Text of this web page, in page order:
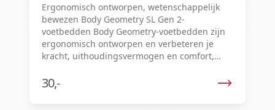
Ergonomisch ontworpen, wetenschappelijk
bewezen Body Geometry SL Gen 2-
voetbedden Body Geometry-voetbedden zijn
ergonomisch ontworpen en verbeteren je
kracht, uithoudingsvermogen en comfort,
wordt geoptimaliseerd. Het is bewezen dat ze
je kracht vergroten en blessures
30,-